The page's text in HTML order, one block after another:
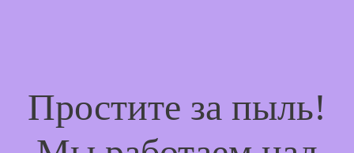
Простите за пыль!